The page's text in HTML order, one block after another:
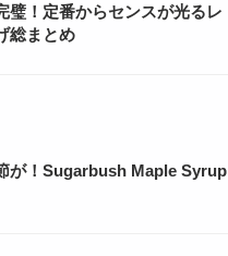
璧！定番からセンスが光るレ
総まとめ
が！Sugarbush Maple Syrup